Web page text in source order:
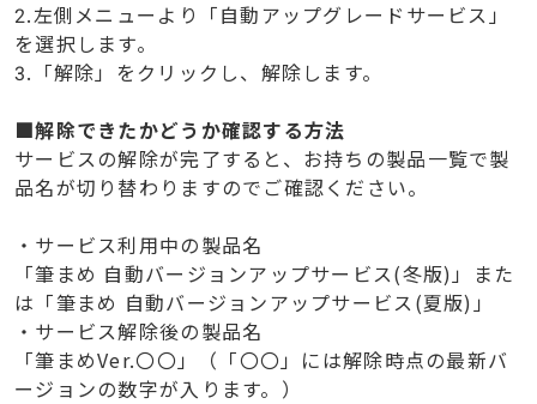
2.左側メニューより「自動アップグレードサービス」
を選択します。
3.「解除」をクリックし、解除します。
■解除できたかどうか確認する方法
サービスの解除が完了すると、お持ちの製品一覧で製
品名が切り替わりますのでご確認ください。
・サービス利用中の製品名
「筆まめ 自動バージョンアップサービス(冬版)」また
は「筆まめ 自動バージョンアップサービス(夏版)」
・サービス解除後の製品名
「筆まめVer.〇〇」（「〇〇」には解除時点の最新バ
ージョンの数字が入ります。）